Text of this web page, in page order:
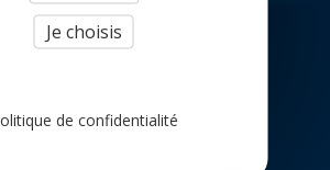
pour recevoir nos offres promotionnelles et les
Je choisis
de confidentialité